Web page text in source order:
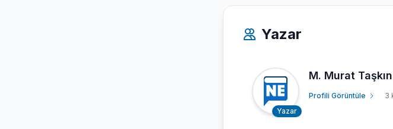
Yazar
Yazar
M. Murat Taşkın
Profili Görüntüle 3